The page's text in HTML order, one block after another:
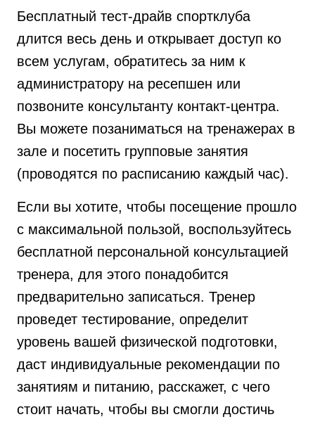
Бесплатный тест-драйв спортклуба
длится весь день и открывает доступ ко
всем услугам, обратитесь за ним к
администратору на ресепшен или
позвоните консультанту контакт-центра.
Вы можете позаниматься на тренажерах в
зале и посетить групповые занятия
(проводятся по расписанию каждый час).
Если вы хотите, чтобы посещение прошло
с максимальной пользой, воспользуйтесь
бесплатной персональной консультацией
тренера, для этого понадобится
предварительно записаться. Тренер
проведет тестирование, определит
уровень вашей физической подготовки,
даст индивидуальные рекомендации по
занятиям и питанию, расскажет, с чего
стоит начать, чтобы вы смогли достичь